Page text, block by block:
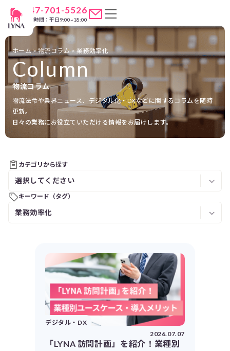
047-701-5526
営業時間：平日9:00~18:00
Column
物流コラム
物流法令や業界ニュース、デジタル化・DXなどに関するコラムを随時
更新。
日々の業務にお役立ていただける情報をお届けします。
ホーム>物流コラム>業務効率化
カテゴリから探す
キーワード（タグ）
デジタル・DX
2026.07.07
「LYNA 訪問計画」を紹介！業種別